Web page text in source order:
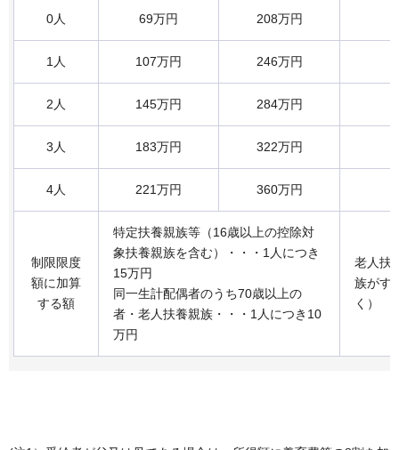
0人 69万円 208万円
1人 107万円 246万円
2人 145万円 284万円
3人 183万円 322万円
4人 221万円 360万円
制限限度
額に加算
する額
特定扶養親族等（16歳以上の控除対
象扶養親族を含む）・・・1人につき
15万円
同一生計配偶者のうち70歳以上の
者・老人扶養親族・・・1人につき10
万円
老人扶
族がす
く）